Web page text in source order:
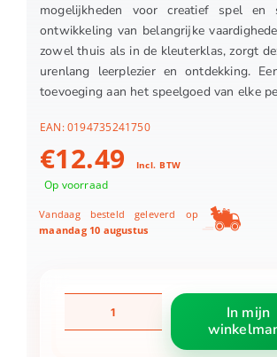
mogelijkheden voor creatief spel en
ontwikkeling van belangrijke
zowel thuis als in de kleuterklas, zorgt
urenlang leerplezier en ontdekking.
toevoeging aan het speelgoed van elke
EAN:0194735241750
€12.49 Incl. BTW
Op voorraad
Vandaag besteld geleverd op
maandag 10 augustus
Price
In mijn